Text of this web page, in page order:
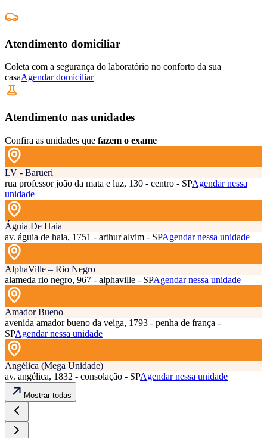
Atendimento domiciliar
Coleta com a segurança do laboratório no conforto da sua
casaAgendar domiciliar
Atendimento nas unidades
Confira as unidades que fazem o exame
LV - Barueri
rua professor joão da mata e luz, 130 - centro - SPAgendar nessa
unidade
Águia De Haia
av. águia de haia, 1751 - arthur alvim - SPAgendar nessa unidade
AlphaVille – Rio Negro
alameda rio negro, 967 - alphaville - SPAgendar nessa unidade
Amador Bueno
avenida amador bueno da veiga, 1793 - penha de frança -
SPAgendar nessa unidade
Angélica (Mega Unidade)
av. angélica, 1832 - consolação - SPAgendar nessa unidade
Mostrar todas